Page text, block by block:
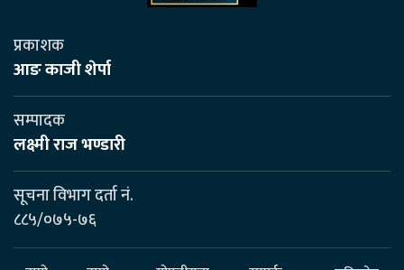
प्रकाशक
आङ काजी शेर्पा
सम्पादक
लक्ष्मी राज भण्डारी
सूचना विभाग दर्ता नं.
८८५/०७५-७६